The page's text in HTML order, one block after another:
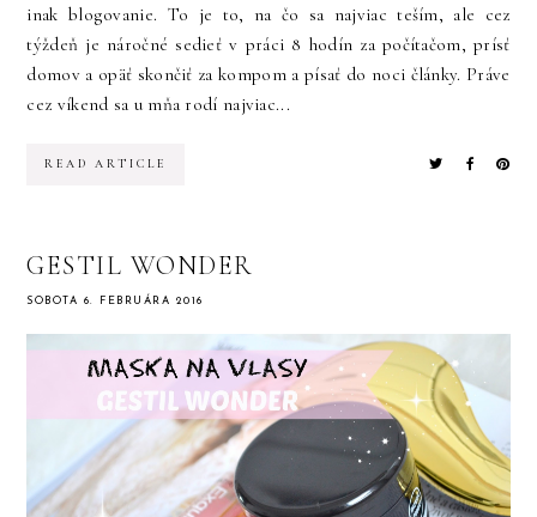
inak blogovanie. To je to, na čo sa najviac teším, ale cez
týždeň je náročné sedieť v práci 8 hodín za počítačom, prísť
domov a opäť skončiť za kompom a písať do noci články. Práve
cez víkend sa u mňa rodí najviac...
READ ARTICLE
GESTIL WONDER
SOBOTA 6. FEBRUÁRA 2016